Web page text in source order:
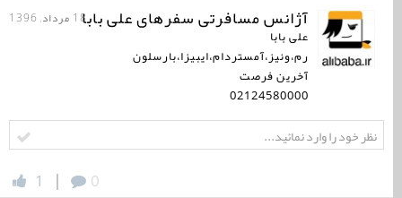
آژانس مسافرتی سفرهای علی بابا18 مرداد, 1396
علی بابا
رم،ونیز،آمستردام،ایبیزا،بارسلون
آخرین فرصت
02124580000
0
|
1